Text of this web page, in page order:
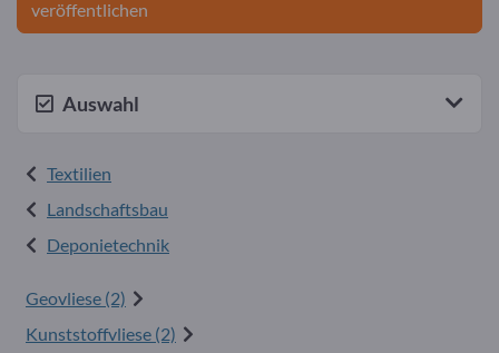
veröffentlichen
Auswahl
Textilien
Landschaftsbau
Deponietechnik
Geovliese (2)
Kunststoffvliese (2)